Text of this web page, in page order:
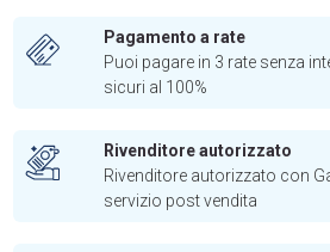
Pagamento a rate
Puoi pagare in 3 rate senza
sicuri al 100%
Rivenditore autorizzato
Rivenditore autorizzato con
servizio post vendita